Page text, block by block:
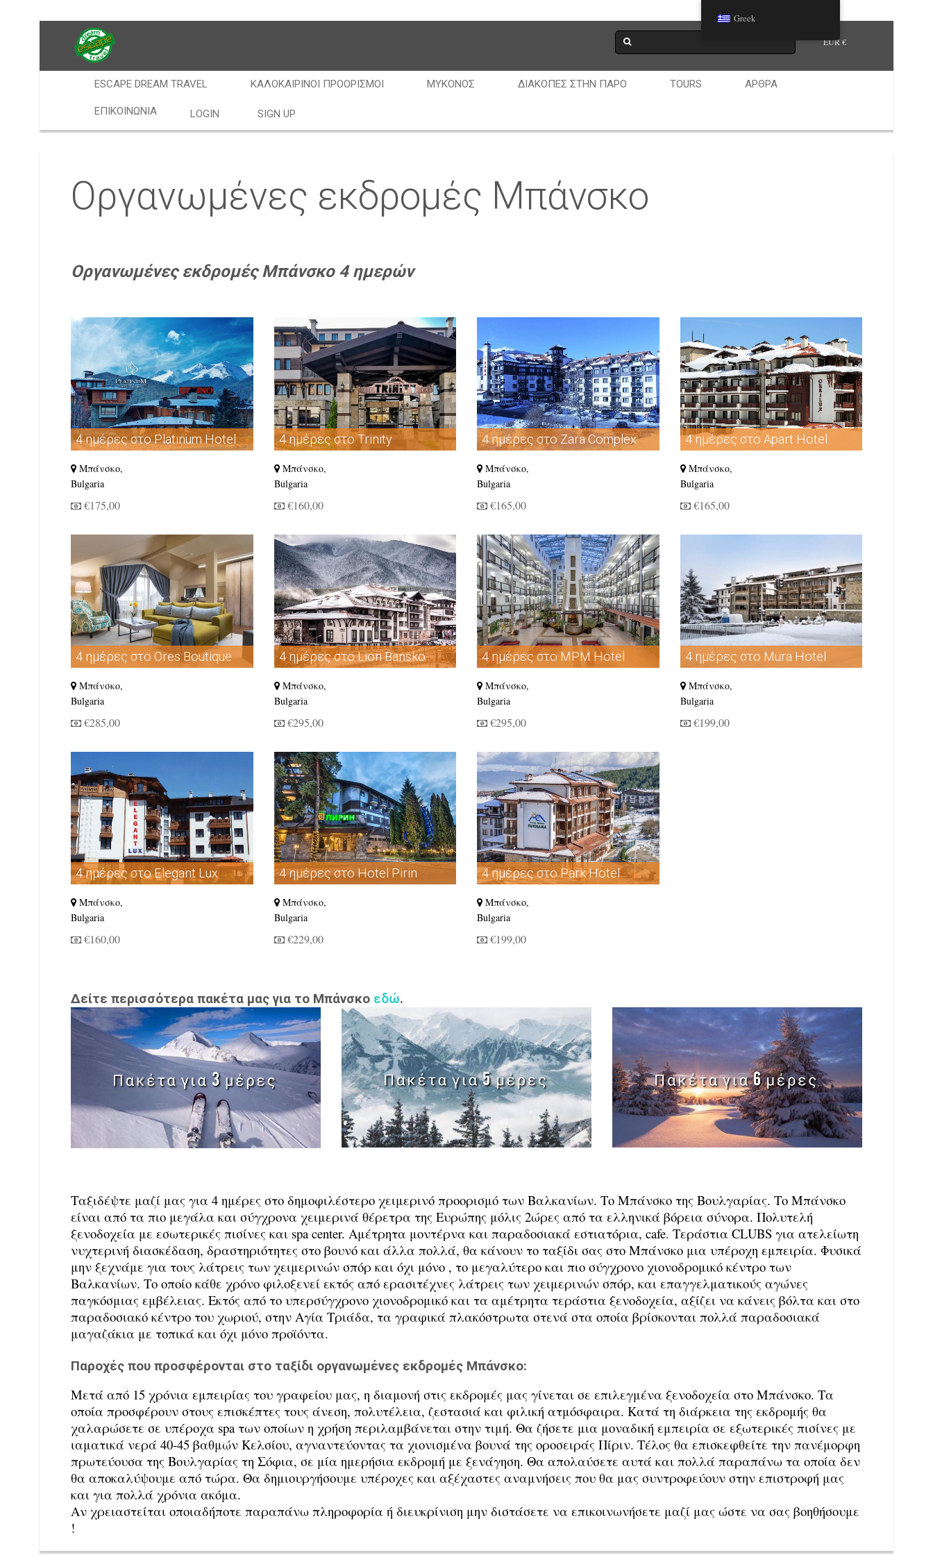
EUR €
ESCAPE DREAM TRAVEL ΚΑΛΟΚΑΙΡΙΝΟΊ ΠΡΟΟΡΙΣΜΟΊ ΜΎΚΟΝΟΣ ΔΙΑΚΟΠΈΣ ΣΤΗΝ ΠΆΡΟ TOURS ΆΡΘΡΑ
ΕΠΙΚΟΙΝΩΝΊΑ LOGIN SIGN UP
Οργανωμένες εκδρομές Μπάνσκο
Οργανωμένες εκδρομές Μπάνσκο 4 ημερών
4 ημέρες στο Platinum Hotel
Μπάνσκο,
Bulgaria
€175,00
4 ημέρες στο Trinity
Residence Bansko
Μπάνσκο,
Bulgaria
€160,00
4 ημέρες στο Zara Complex
Μπάνσκο,
Bulgaria
€165,00
4 ημέρες στο Apart Hotel
Orbilux
Μπάνσκο,
Bulgaria
€165,00
4 ημέρες στο Ores Boutique
Μπάνσκο,
Bulgaria
€285,00
4 ημέρες στο Lion Bansko
Hotel
Μπάνσκο,
Bulgaria
€295,00
4 ημέρες στο MPM Hotel
Μπάνσκο,
Bulgaria
€295,00
4 ημέρες στο Mura Hotel
Μπάνσκο,
Bulgaria
€199,00
4 ημέρες στο Elegant Lux
Hotel
Μπάνσκο,
Bulgaria
€160,00
4 ημέρες στο Hotel Pirin
Μπάνσκο,
Bulgaria
€229,00
4 ημέρες στο Park Hotel
Panorama
Μπάνσκο,
Bulgaria
€199,00
Δείτε περισσότερα πακέτα μας για το Μπάνσκο εδώ.
Ταξιδέψτε μαζί μας για 4 ημέρες στο δημοφιλέστερο χειμερινό προορισμό των Βαλκανίων. Το Μπάνσκο της Βουλγαρίας. Το Μπάνσκο
είναι από τα πιο μεγάλα και σύγχρονα χειμερινά θέρετρα της Ευρώπης μόλις 2ώρες από τα ελληνικά βόρεια σύνορα. Πολυτελή
ξενοδοχεία με εσωτερικές πισίνες και spa center. Αμέτρητα μοντέρνα και παραδοσιακά εστιατόρια, cafe. Τεράστια CLUBS για ατελείωτη
νυχτερινή διασκέδαση, δραστηριότητες στο βουνό και άλλα πολλά, θα κάνουν το ταξίδι σας στο Μπάνσκο μια υπέροχη εμπειρία. Φυσικά
μην ξεχνάμε για τους λάτρεις των χειμερινών σπόρ και όχι μόνο , το μεγαλύτερο και πιο σύγχρονο χιονοδρομικό κέντρο των
Βαλκανίων. Το οποίο κάθε χρόνο φιλοξενεί εκτός από ερασιτέχνες λάτρεις των χειμερινών σπόρ, και επαγγελματικούς αγώνες
παγκόσμιας εμβέλειας. Εκτός από το υπερσύγχρονο χιονοδρομικό και τα αμέτρητα τεράστια ξενοδοχεία, αξίζει να κάνεις βόλτα και στο
παραδοσιακό κέντρο του χωριού, στην Αγία Τριάδα, τα γραφικά πλακόστρωτα στενά στα οποία βρίσκονται πολλά παραδοσιακά
μαγαζάκια με τοπικά και όχι μόνο προϊόντα.
Παροχές που προσφέρονται στο ταξίδι oργανωμένες εκδρομές Μπάνσκο:
Μετά από 15 χρόνια εμπειρίας του γραφείου μας, η διαμονή στις εκδρομές μας γίνεται σε επιλεγμένα ξενοδοχεία στο Μπάνσκο. Τα
οποία προσφέρουν στους επισκέπτες τους άνεση, πολυτέλεια, ζεστασιά και φιλική ατμόσφαιρα. Κατά τη διάρκεια της εκδρομής θα
χαλαρώσετε σε υπέροχα spa των οποίων η χρήση περιλαμβάνεται στην τιμή. Θα ζήσετε μια μοναδική εμπειρία σε εξωτερικές πισίνες με
ιαματικά νερά 40-45 βαθμών Κελσίου, αγναντεύοντας τα χιονισμένα βουνά της οροσειράς Πίριν. Τέλος θα επισκεφθείτε την πανέμορφη
πρωτεύουσα της Βουλγαρίας τη Σόφια, σε μία ημερήσια εκδρομή με ξενάγηση. Θα απολαύσετε αυτά και πολλά παραπάνω τα οποία δεν
θα αποκαλύψουμε από τώρα. Θα δημιουργήσουμε υπέροχες και αξέχαστες αναμνήσεις που θα μας συντροφεύουν στην επιστροφή μας
και για πολλά χρόνια ακόμα.
Αν χρειαστείται οποιαδήποτε παραπάνω πληροφορία ή διευκρίνιση μην διστάσετε να επικοινωνήσετε μαζί μας ώστε να σας βοηθήσουμε
!
Greek